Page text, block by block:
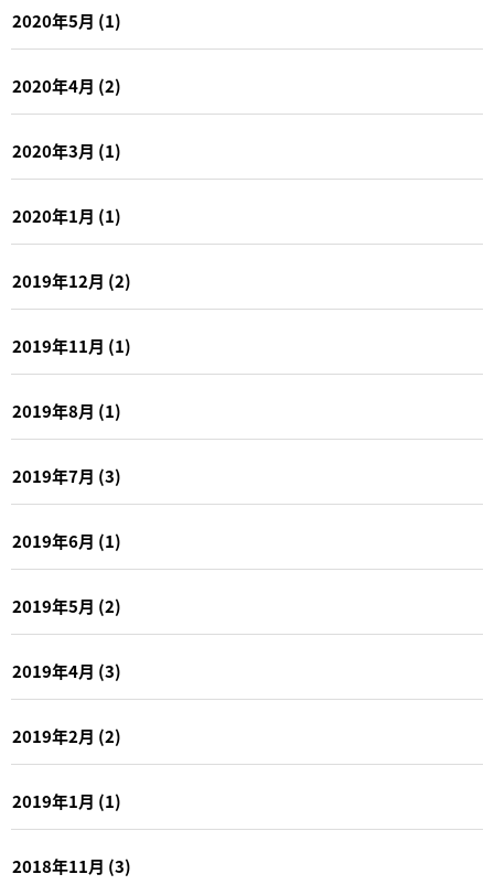
2020年5月 (1)
2020年4月 (2)
2020年3月 (1)
2020年1月 (1)
2019年12月 (2)
2019年11月 (1)
2019年8月 (1)
2019年7月 (3)
2019年6月 (1)
2019年5月 (2)
2019年4月 (3)
2019年2月 (2)
2019年1月 (1)
2018年11月 (3)